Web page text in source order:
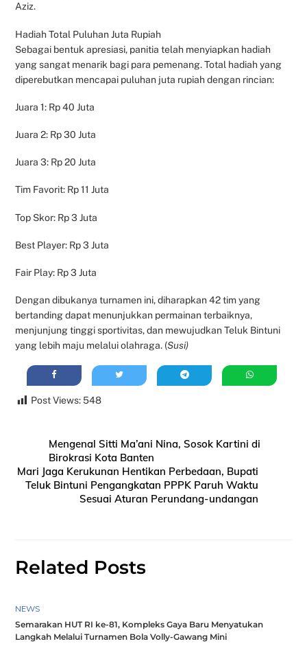
Aziz.
Hadiah Total Puluhan Juta Rupiah
Sebagai bentuk apresiasi, panitia telah menyiapkan hadiah
yang sangat menarik bagi para pemenang. Total hadiah yang
diperebutkan mencapai puluhan juta rupiah dengan rincian:
Juara 1: Rp 40 Juta
Juara 2: Rp 30 Juta
Juara 3: Rp 20 Juta
Tim Favorit: Rp 11 Juta
Top Skor: Rp 3 Juta
Best Player: Rp 3 Juta
Fair Play: Rp 3 Juta
Dengan dibukanya turnamen ini, diharapkan 42 tim yang
bertanding dapat menunjukkan permainan terbaiknya,
menjunjung tinggi sportivitas, dan mewujudkan Teluk Bintuni
yang lebih maju melalui olahraga. (Susi)
Post Views: 548
Mengenal Sitti Ma’ani Nina, Sosok Kartini di
Birokrasi Kota Banten
Mari Jaga Kerukunan Hentikan Perbedaan, Bupati
Teluk Bintuni Pengangkatan PPPK Paruh Waktu
Sesuai Aturan Perundang-undangan
Related Posts
NEWS
Semarakan HUT RI ke-81, Kompleks Gaya Baru Menyatukan
Langkah Melalui Turnamen Bola Volly-Gawang Mini